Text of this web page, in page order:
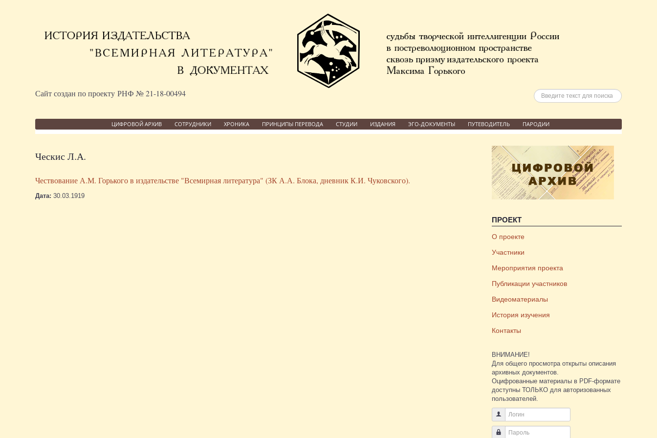
Сайт создан по проекту РНФ № 21-18-00494 Искать
ЦИФРОВОЙ АРХИВ СОТРУДНИКИ ХРОНИКА ПРИНЦИПЫ ПЕРЕВОДА СТУДИИ ИЗДАНИЯ ЭГО-ДОКУМЕНТЫ ПУТЕВОДИТЕЛЬ ПАРОДИИ
Ческис Л.А.
Чествование А.М. Горького в издательстве "Всемирная литература" (ЗК А.А. Блока, дневник К.И. Чуковского).
Дата: 30.03.1919
ПРОЕКТ
О проекте
Участники
Мероприятия проекта
Публикации участников
Видеоматериалы
История изучения
Контакты
ВНИМАНИЕ!
Для общего просмотра открыты описания
архивных документов.
Оцифрованные материалы в PDF-формате
доступны ТОЛЬКО для авторизованных
пользователей.
Логин